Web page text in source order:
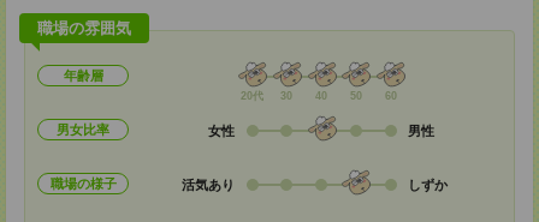
職場の雰囲気
年齢層
20代 30 40 50 60
男女比率 女性 男性
職場の様子 活気あり しずか